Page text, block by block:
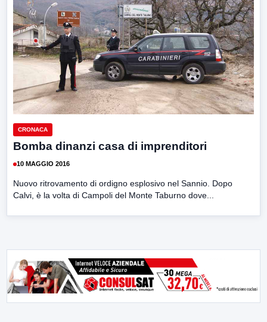
CRONACA
Bomba dinanzi casa di imprenditori
10 MAGGIO 2016
Nuovo ritrovamento di ordigno esplosivo nel Sannio. Dopo
Calvi, è la volta di Campoli del Monte Taburno dove...